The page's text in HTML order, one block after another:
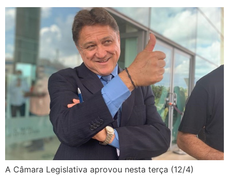
A Câmara Legislativa aprovou nesta terça (12/4)